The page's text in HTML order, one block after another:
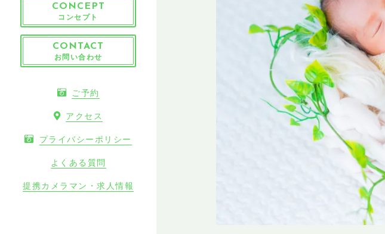
CONCEPT
コンセプト
CONTACT
お問い合わせ
ご予約
アクセス
プライバシーポリシー
よくある質問
提携カメラマン・求人情報